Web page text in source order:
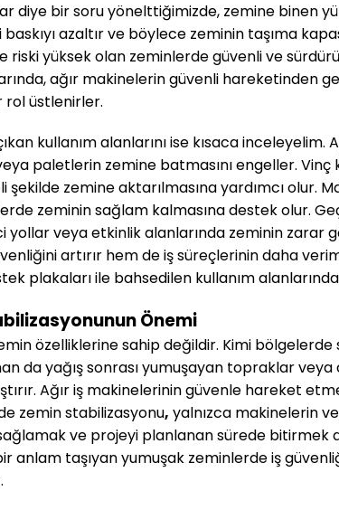
diye bir soru yönelttiğimizde, zemine binen
azaltır ve böylece zeminin taşıma
riski yüksek olan zeminlerde güvenli ve
ağır makinelerin güvenli hareketinden
üstlenirler.
kullanım alanlarını ise kısaca inceleyelim.
paletlerin zemine batmasını engeller. Vinç
şekilde zemine aktarılmasına yardımcı olur.
zeminin sağlam kalmasına destek olur.
yollar veya etkinlik alanlarında zeminin zarar
artırır hem de iş süreçlerinin daha
plakaları ile bahsedilen kullanım
Önemi
özelliklerine sahip değildir. Kimi
da yağış sonrası yumuşayan topraklar
Ağır iş makinelerinin güvenle hareket
zemin stabilizasyonu, yalnızca makinelerin
ve projeyi planlanan sürede bitirmek
anlam taşıyan yumuşak zeminlerde iş